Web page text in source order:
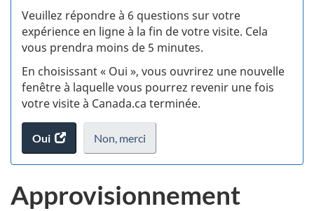
Veuillez répondre à 6 questions sur votre
expérience en ligne à la fin de votre visite. Cela
vous prendra moins de 5 minutes.
En choisissant « Oui », vous ouvrirez une nouvelle
fenêtre à laquelle vous pourrez revenir une fois
votre visite à Canada.ca terminée.
Oui
accéder
au
Non, je
ne
pas
participer
merci
Approvisionnement